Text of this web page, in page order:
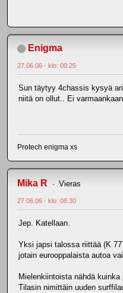
Enigma
27.06.06 - klo: 00.25
Sun täytyy 4chassis kysyä
niitä on ollut.. Ei
Protech enigma xs
Mika R Vieras
27.06.06 - klo: 08.30
Jep. Katellaan.
Yksi japsi talossa riittää (K
jotain eurooppalaista autoa
Mielenkiintoista nähdä
Tilasin nimittäin uuden